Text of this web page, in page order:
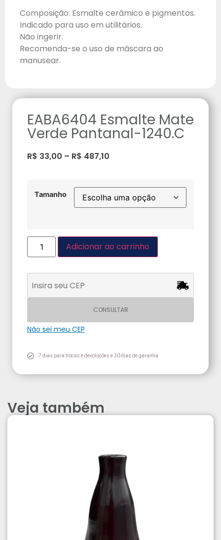
Composição: Esmalte cerâmico e pigmentos.
Indicado para uso em utilitários.
Não ingerir.
Recomenda-se o uso de máscara ao
manusear.
EABA6404 Esmalte Mate
Verde Pantanal-1240.C
R$ 33,00 – R$ 487,10
Tamanho
Adicionar ao carrinho
CONSULTAR
Não sei meu CEP
7 dias para trocas e devoluções e 30 dias de garantia
Veja também